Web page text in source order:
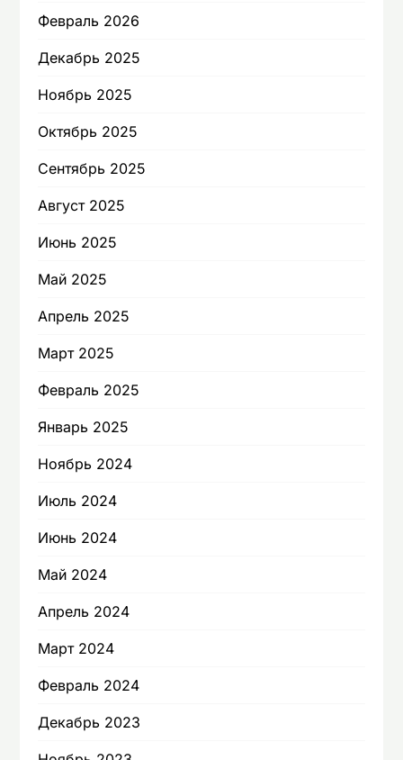
Февраль 2026
Декабрь 2025
Ноябрь 2025
Октябрь 2025
Сентябрь 2025
Август 2025
Июнь 2025
Май 2025
Апрель 2025
Март 2025
Февраль 2025
Январь 2025
Ноябрь 2024
Июль 2024
Июнь 2024
Май 2024
Апрель 2024
Март 2024
Февраль 2024
Декабрь 2023